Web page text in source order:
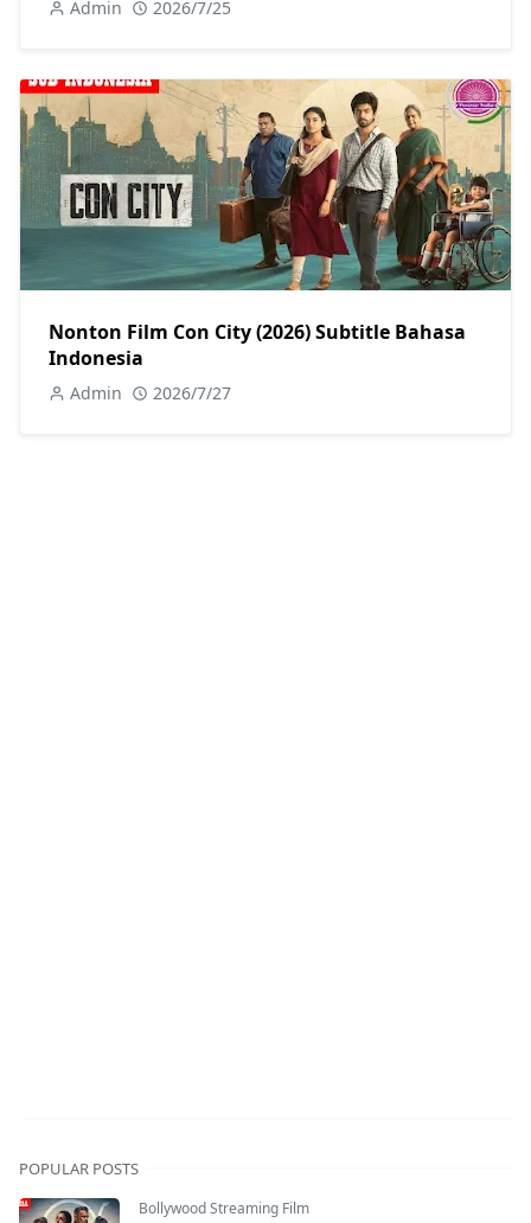
Admin 2026/7/25
Nonton Film Con City (2026) Subtitle Bahasa
Indonesia
Admin 2026/7/27
POPULAR POSTS
Bollywood Streaming Film